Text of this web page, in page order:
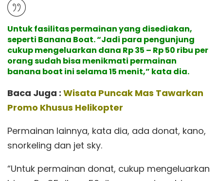
Untuk fasilitas permainan yang disediakan,
seperti Banana Boat. “Jadi para pengunjung
cukup mengeluarkan dana Rp 35 – Rp 50 ribu per
orang sudah bisa menikmati permainan
banana boat ini selama 15 menit,” kata dia.
Baca Juga : Wisata Puncak Mas Tawarkan
Promo Khusus Helikopter
Permainan lainnya, kata dia, ada donat, kano,
snorkeling dan jet sky.
“Untuk permainan donat, cukup mengeluarkan